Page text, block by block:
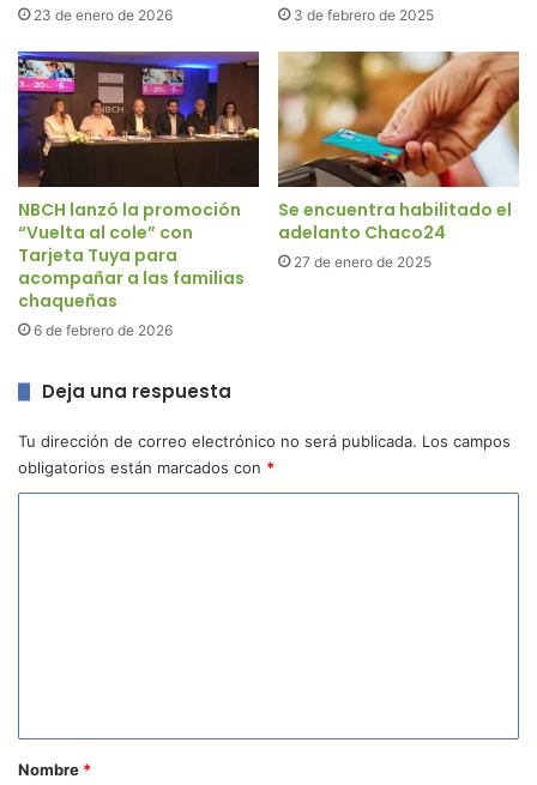
23 de enero de 2026 3 de febrero de 2025
NBCH lanzó la promoción
“Vuelta al cole” con
Tarjeta Tuya para
acompañar a las familias
chaqueñas
6 de febrero de 2026
Se encuentra habilitado el
adelanto Chaco24
27 de enero de 2025
Deja una respuesta
Tu dirección de correo electrónico no será publicada. Los campos
obligatorios están marcados con *
r
Nombre *